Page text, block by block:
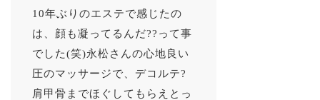
10年ぶりのエステで感じたの
は、顔も凝ってるんだ??って事
でした(笑)永松さんの心地良い
圧のマッサージで、デコルテ?
肩甲骨までほぐしてもらえとっ